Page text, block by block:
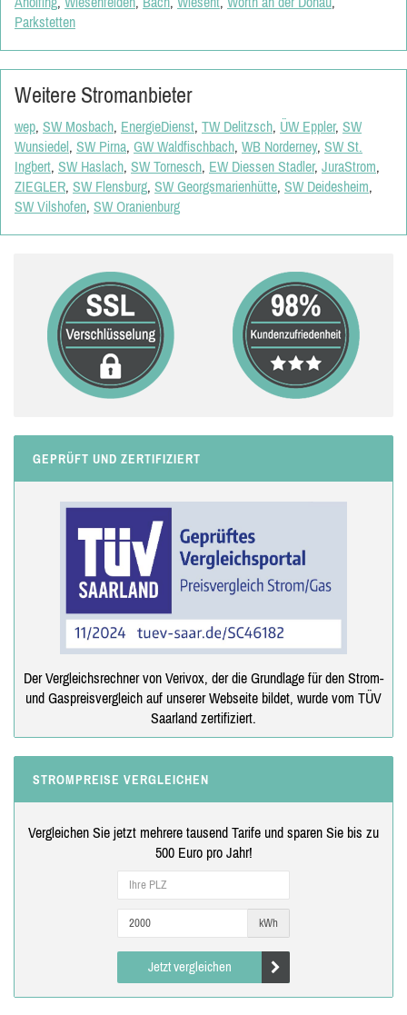
Parkstetten
Weitere Stromanbieter
wep, SW Mosbach, EnergieDienst, TW Delitzsch, ÜW Eppler, SW
Wunsiedel, SW Pirna, GW Waldfischbach, WB Norderney, SW St.
Ingbert, SW Haslach, SW Tornesch, EW Diessen Stadler, JuraStrom,
ZIEGLER, SW Flensburg, SW Georgsmarienhütte, SW Deidesheim,
SW Vilshofen, SW Oranienburg
GEPRÜFT UND ZERTIFIZIERT
Der Vergleichsrechner von Verivox, der die Grundlage für den Strom-
und Gaspreisvergleich auf unserer Webseite bildet, wurde vom TÜV
Saarland zertifiziert.
STROMPREISE VERGLEICHEN
Vergleichen Sie jetzt mehrere tausend Tarife und sparen Sie bis zu
500 Euro pro Jahr!
kWh
Jetzt vergleichen